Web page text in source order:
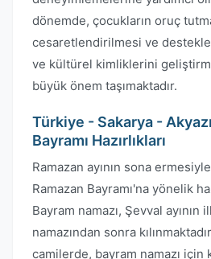
dönemde, çocukların oruç
cesaretlendirilmesi ve
ve kültürel kimliklerini
büyük önem taşımaktadır.
Türkiye - Sakarya -
Bayramı Hazırlıkları
Ramazan ayının sona
Ramazan Bayramı'na yönelik
Bayram namazı, Şevval ayının
namazından sonra
camilerde, bayram namazı için